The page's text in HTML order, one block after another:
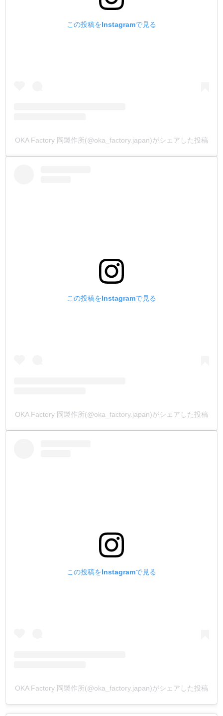
この投稿をInstagramで見る
OKA Factory 岡製作所(@oka_factory.japan)がシェアした投稿
この投稿をInstagramで見る
OKA Factory 岡製作所(@oka_factory.japan)がシェアした投稿
この投稿をInstagramで見る
OKA Factory 岡製作所(@oka_factory.japan)がシェアした投稿